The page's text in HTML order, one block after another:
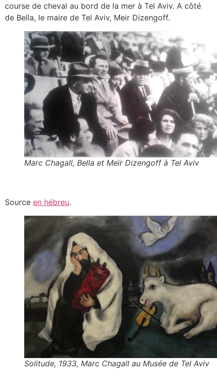
course de cheval au bord de la mer à Tel Aviv. A côté
de Bella, le maire de Tel Aviv, Meir Dizengoff.
Marc Chagall, Bella et Meïr Dizengoff à Tel Aviv
Source en hébreu.
Solitude, 1933, Marc Chagall au Musée de Tel Aviv